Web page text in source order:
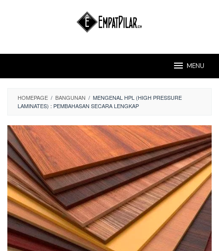
MENU
HOMEPAGE / BANGUNAN / MENGENAL HPL (HIGH PRESSURE
LAMINATES) : PEMBAHASAN SECARA LENGKAP